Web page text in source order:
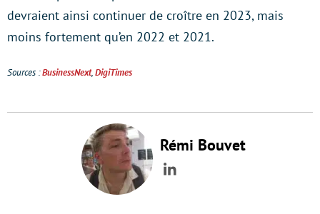
devraient ainsi continuer de croître en 2023, mais
moins fortement qu’en 2022 et 2021.
Sources :BusinessNext,DigiTimes
Rémi Bouvet
LinkedIn